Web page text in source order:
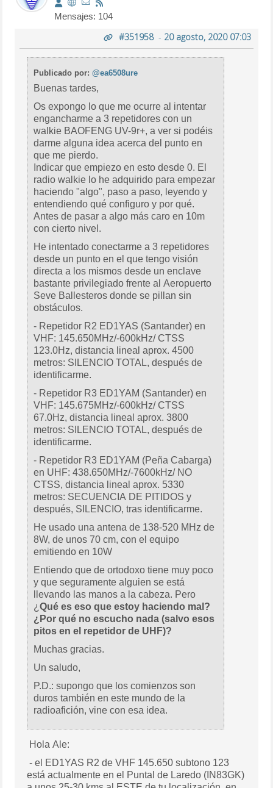
Mensajes: 104
#351958- 20 agosto, 2020 07:03
Publicado por:@ea6508ure
Buenas tardes,
Os expongo lo que me ocurre al intentar
engancharme a 3 repetidores con un
walkie BAOFENG UV-9r+, a ver si podéis
darme alguna idea acerca del punto en
que me pierdo.
Indicar que empiezo en esto desde 0. El
radio walkie lo he adquirido para empezar
haciendo "algo", paso a paso, leyendo y
entendiendo qué configuro y por qué.
Antes de pasar a algo más caro en 10m
con cierto nivel.
He intentado conectarme a 3 repetidores
desde un punto en el que tengo visión
directa a los mismos desde un enclave
bastante privilegiado frente al Aeropuerto
Seve Ballesteros donde se pillan sin
obstáculos.
- Repetidor R2 ED1YAS (Santander) en
VHF: 145.650MHz/-600kHz/ CTSS
123.0Hz, distancia lineal aprox. 4500
metros: SILENCIO TOTAL, después de
identificarme.
- Repetidor R3 ED1YAM (Santander) en
VHF: 145.675MHz/-600kHz/ CTSS
67.0Hz, distancia lineal aprox. 3800
metros: SILENCIO TOTAL, después de
identificarme.
- Repetidor R3 ED1YAM (Peña Cabarga)
en UHF: 438.650MHz/-7600kHz/ NO
CTSS, distancia lineal aprox. 5330
metros: SECUENCIA DE PITIDOS y
después, SILENCIO, tras identificarme.
He usado una antena de 138-520 MHz de
8W, de unos 70 cm, con el equipo
emitiendo en 10W
Entiendo que de ortodoxo tiene muy poco
y que seguramente alguien se está
llevando las manos a la cabeza. Pero
¿Qué es eso que estoy haciendo mal?
¿Por qué no escucho nada (salvo esos
pitos en el repetidor de UHF)?
Muchas gracias.
Un saludo,
P.D.: supongo que los comienzos son
duros también en este mundo de la
radioafición, vine con esa idea.
Hola Ale:
- el ED1YAS R2 de VHF 145.650 subtono 123
está actualmente en el Puntal de Laredo (IN83GK)